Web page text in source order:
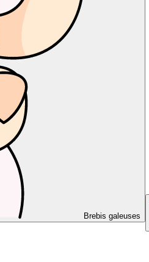
Brebis galeuses